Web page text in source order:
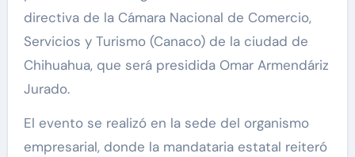
directiva de la Cámara Nacional de Comercio,
Servicios y Turismo (Canaco) de la ciudad de
Chihuahua, que será presidida Omar Armendáriz
Jurado.
El evento se realizó en la sede del organismo
empresarial, donde la mandataria estatal reiteró